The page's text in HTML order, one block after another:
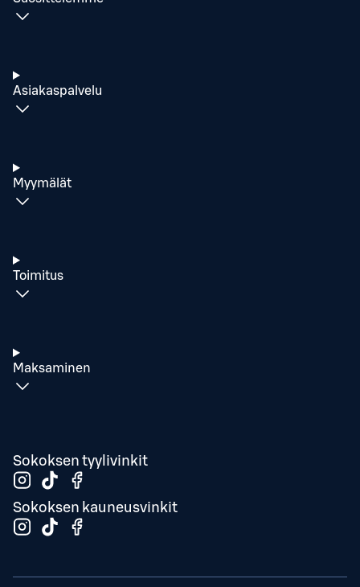
Asiakaspalvelu
Myymälät
Toimitus
Maksaminen
Sokoksen tyylivinkit
Sokoksen kauneusvinkit